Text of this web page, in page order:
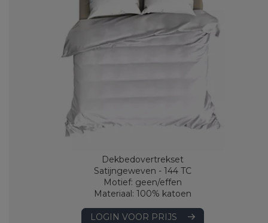
Dekbedovertrekset
Satijngeweven - 144 TC
Motief: geen/effen
Materiaal: 100% katoen
LOGIN VOOR PRIJS